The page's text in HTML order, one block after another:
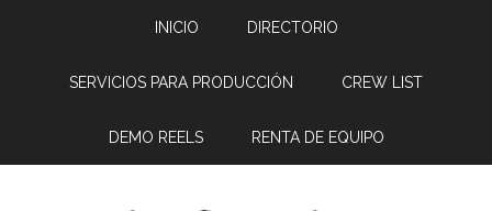
INICIO DIRECTORIO
SERVICIOS PARA PRODUCCIÓN CREW LIST
DEMO REELS RENTA DE EQUIPO